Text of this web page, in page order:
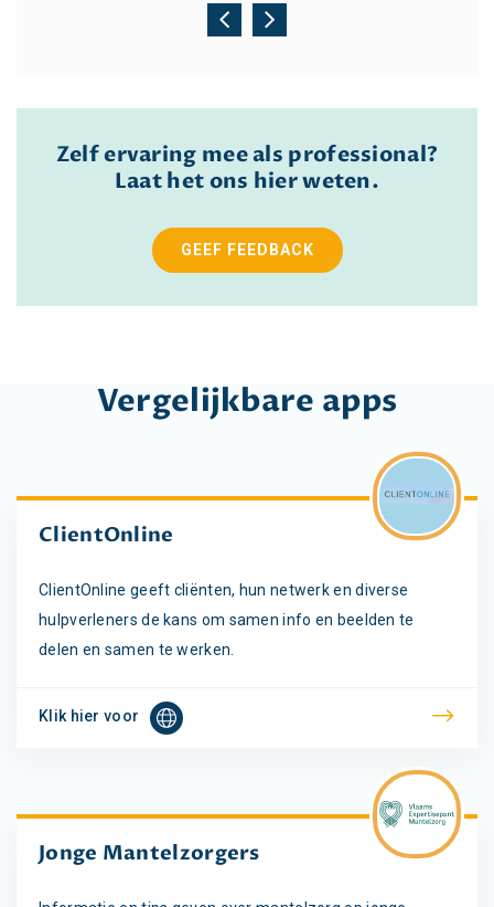
Zelf ervaring mee als professional?
Laat het ons hier weten.
GEEF FEEDBACK
Vergelijkbare apps
ClientOnline
ClientOnline geeft cliënten, hun netwerk en diverse
hulpverleners de kans om samen info en beelden te
delen en samen te werken.
Klik hier voor
Jonge Mantelzorgers